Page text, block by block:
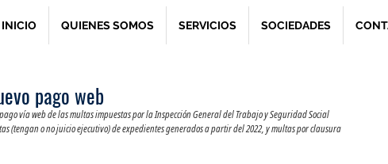
INICIO QUIENES SOMOS SERVICIOS SOCIEDADES
pago web
vía web de las multas impuestas por la Inspección General del Trabajo y Seguridad Social
(tengan o no juicio ejecutivo) de expedientes generados a partir del 2022, y multas por clausura